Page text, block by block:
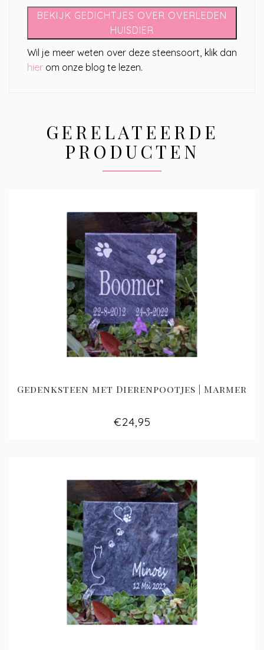
BEKIJK GEDICHTJES OVER OVERLEDEN
HUISDIER
Wil je meer weten over deze steensoort, klik dan
hier om onze blog te lezen.
GERELATEERDE
PRODUCTEN
Gedenksteen met Dierenpootjes | Marmer
€24,95